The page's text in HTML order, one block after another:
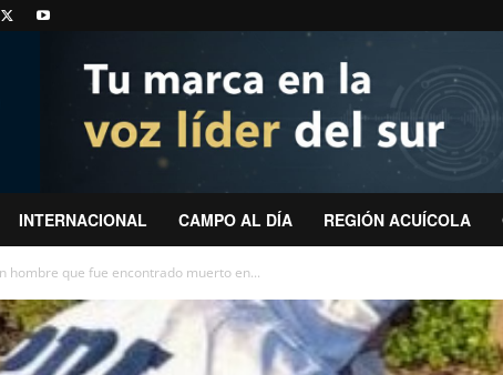
INTERNACIONAL CAMPO AL DÍA REGIÓN ACUÍCOLA
hombre que fue encontrado muerto en...